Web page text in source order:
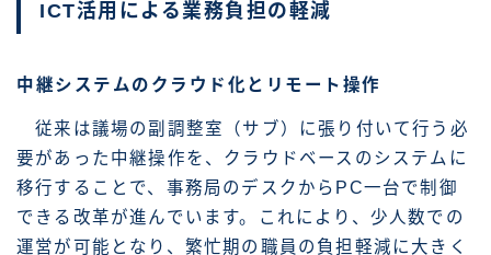
ICT活用による業務負担の軽減
中継システムのクラウド化とリモート操作
従来は議場の副調整室（サブ）に張り付いて行う必
要があった中継操作を、クラウドベースのシステムに
移行することで、事務局のデスクからPC一台で制御
できる改革が進んでいます。これにより、少人数での
運営が可能となり、繁忙期の職員の負担軽減に大きく